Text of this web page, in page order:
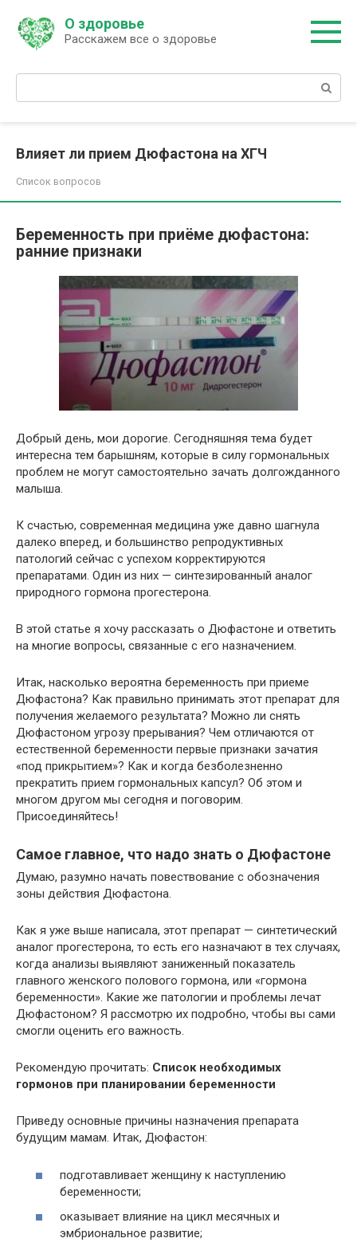
контенту
О здоровье
Расскажем все о здоровье
Поиск:
Влияет ли прием Дюфастона на ХГЧ
Список вопросов
Беременность при приёме дюфастона:
ранние признаки
Добрый день, мои дорогие. Сегодняшняя тема будет
интересна тем барышням, которые в силу гормональных
проблем не могут самостоятельно зачать долгожданного
малыша.
К счастью, современная медицина уже давно шагнула
далеко вперед, и большинство репродуктивных
патологий сейчас с успехом корректируются
препаратами. Один из них — синтезированный аналог
природного гормона прогестерона.
В этой статье я хочу рассказать о Дюфастоне и ответить
на многие вопросы, связанные с его назначением.
Итак, насколько вероятна беременность при приеме
Дюфастона? Как правильно принимать этот препарат для
получения желаемого результата? Можно ли снять
Дюфастоном угрозу прерывания? Чем отличаются от
естественной беременности первые признаки зачатия
«под прикрытием»? Как и когда безболезненно
прекратить прием гормональных капсул? Об этом и
многом другом мы сегодня и поговорим.
Присоединяйтесь!
Самое главное, что надо знать о Дюфастоне
Думаю, разумно начать повествование с обозначения
зоны действия Дюфастона.
Как я уже выше написала, этот препарат — синтетический
аналог прогестерона, то есть его назначают в тех случаях,
когда анализы выявляют заниженный показатель
главного женского полового гормона, или «гормона
беременности». Какие же патологии и проблемы лечат
Дюфастоном? Я рассмотрю их подробно, чтобы вы сами
смогли оценить его важность.
Рекомендую прочитать: Список необходимых
гормонов при планировании беременности
Приведу основные причины назначения препарата
будущим мамам. Итак, Дюфастон:
подготавливает женщину к наступлению
беременности;
оказывает влияние на цикл месячных и
эмбриональное развитие;